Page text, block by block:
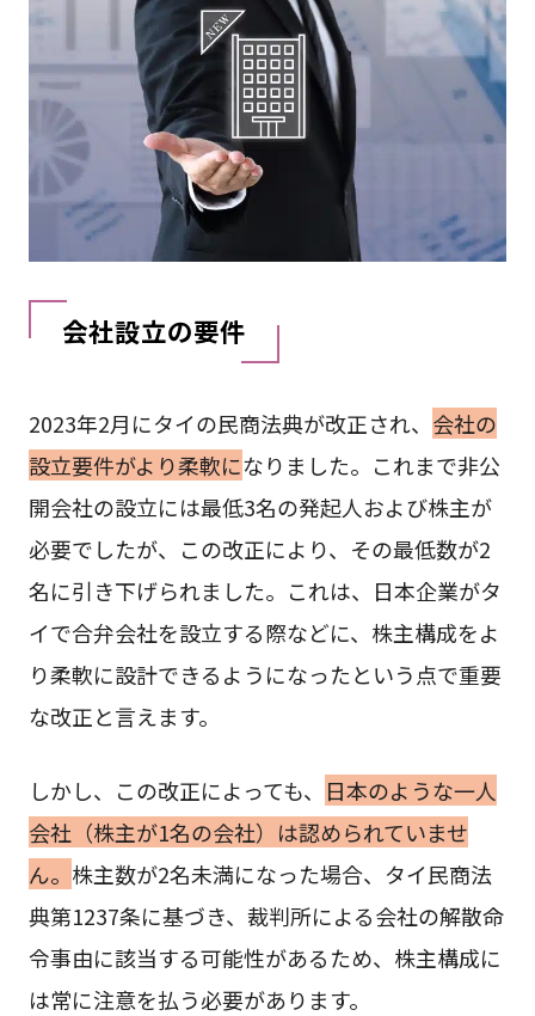
会社設立の要件
2023年2月にタイの民商法典が改正され、 会社の
設立要件がより柔軟になりました。これまで非公
開会社の設立には最低3名の発起人および株主が
必要でしたが、この改正により、その最低数が2
名に引き下げられました。これは、日本企業がタ
イで合弁会社を設立する際などに、株主構成をよ
り柔軟に設計できるようになったという点で重要
な改正と言えます。
しかし、この改正によっても、
日本のような一人
会社（株主が1名の会社）は認められていませ
ん。 株主数が2名未満になった場合、タイ民商法
典第1237条に基づき、裁判所による会社の解散命
令事由に該当する可能性があるため、株主構成に
は常に注意を払う必要があります。